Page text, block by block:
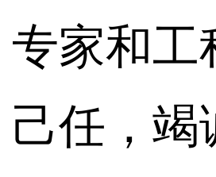
专家和工
己任，竭